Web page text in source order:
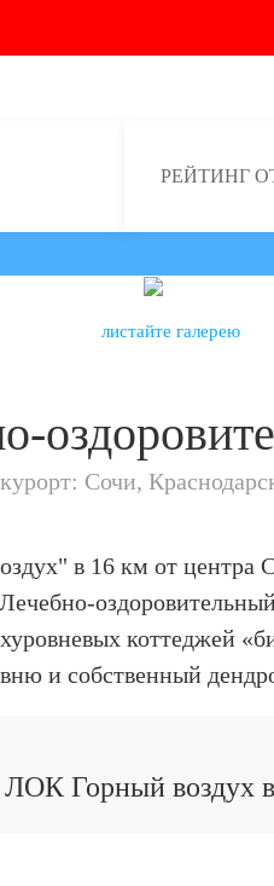
РЕЙТИНГ
листайте галерею
курорт: Сочи,
в 16 км от
коттеджей
и собственный
Горный воздух